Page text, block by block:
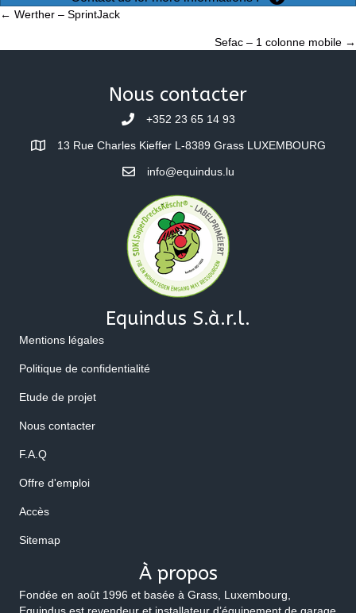
Posts
navigation
← Werther – SprintJack
Sefac – 1 colonne mobile →
Nous contacter
+352 23 65 14 93
13 Rue Charles Kieffer L-8389 Grass LUXEMBOURG
info@equindus.lu
Equindus S.à.r.l.
Mentions légales
Politique de confidentialité
Etude de projet
Nous contacter
F.A.Q
Offre d'emploi
Accès
Sitemap
À propos
Fondée en août 1996 et basée à Grass, Luxembourg,
Equindus est revendeur et installateur d’équipement de garage